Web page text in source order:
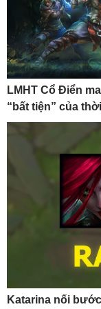
LMHT Cổ Điển
“bất tiện” của
Katarina nối